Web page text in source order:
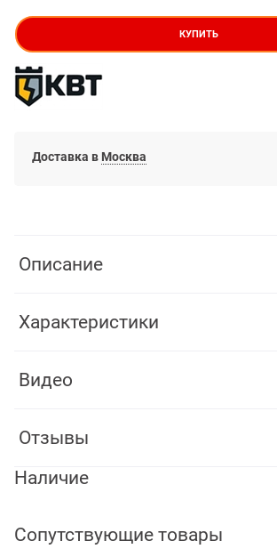
КУПИТЬ
Доставка в Москва
Описание
Характеристики
Видео
Отзывы
Наличие
Сопутствующие товары